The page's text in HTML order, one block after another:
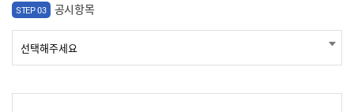
STEP 03 공시항목